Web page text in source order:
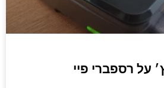
על רספברי פיי